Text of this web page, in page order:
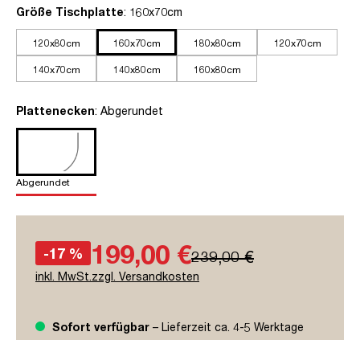
Größe Tischplatteauswählen
: 160x70cm
120x80cm 160x70cm 180x80cm 120x70cm
140x70cm 140x80cm 160x80cm
Platteneckenauswählen
: Abgerundet
Abgerundet
-17 % 199,00 €239,00 €
inkl. MwSt.zzgl. Versandkosten
Sofort verfügbar – Lieferzeit ca. 4-5 Werktage